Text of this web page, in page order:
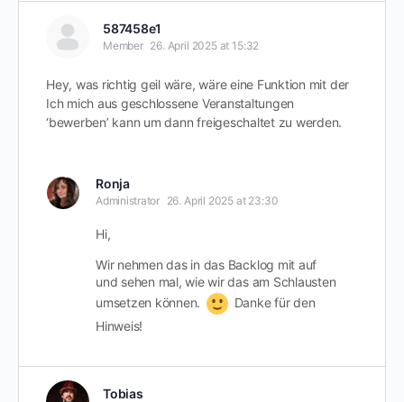
587458e1
Member 26. April 2025 at 15:32
Hey, was richtig geil wäre, wäre eine Funktion mit der
Ich mich aus geschlossene Veranstaltungen
‘bewerben’ kann um dann freigeschaltet zu werden.
Ronja
Administrator 26. April 2025 at 23:30
Hi,
Wir nehmen das in das Backlog mit auf
und sehen mal, wie wir das am Schlausten
umsetzen können.
Danke für den
Hinweis!
Tobias